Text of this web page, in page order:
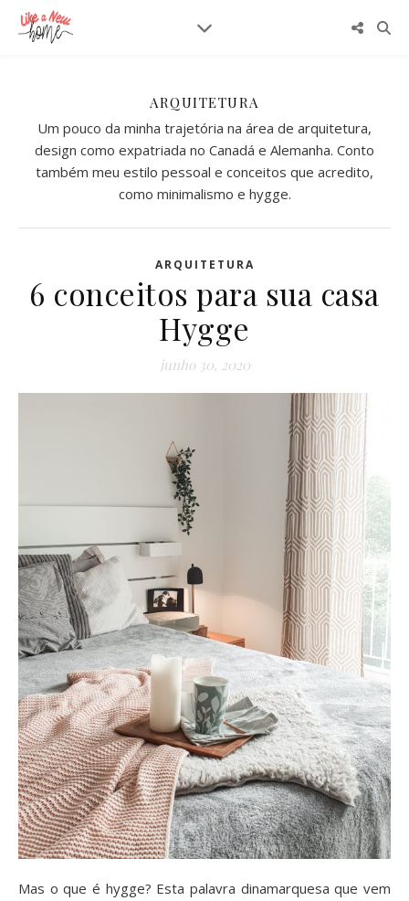
ARQUITETURA
Um pouco da minha trajetória na área de arquitetura,
design como expatriada no Canadá e Alemanha. Conto
também meu estilo pessoal e conceitos que acredito,
como minimalismo e hygge.
ARQUITETURA
6 conceitos para sua casa
Hygge
junho 30, 2020
Mas o que é hygge? Esta palavra dinamarquesa que vem